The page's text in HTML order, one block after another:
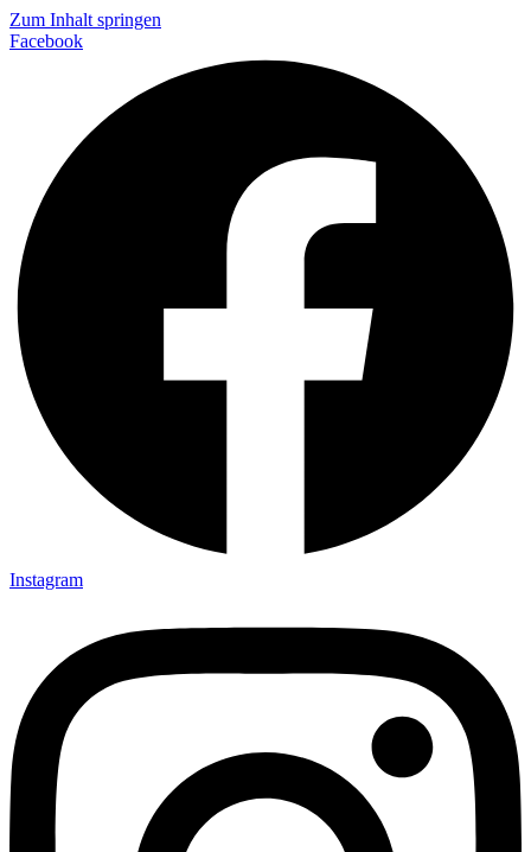
Zum Inhalt springen
Facebook
Instagram